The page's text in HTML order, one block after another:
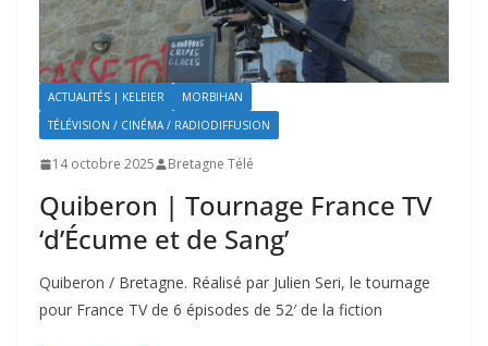
ACTUALITÉS | KELEIER
MORBIHAN
TÉLÉVISION / CINÉMA / RADIODIFFUSION
14 octobre 2025 Bretagne Télé
Quiberon | Tournage France TV
‘d’Écume et de Sang’
Quiberon / Bretagne. Réalisé par Julien Seri, le tournage
pour France TV de 6 épisodes de 52′ de la fiction